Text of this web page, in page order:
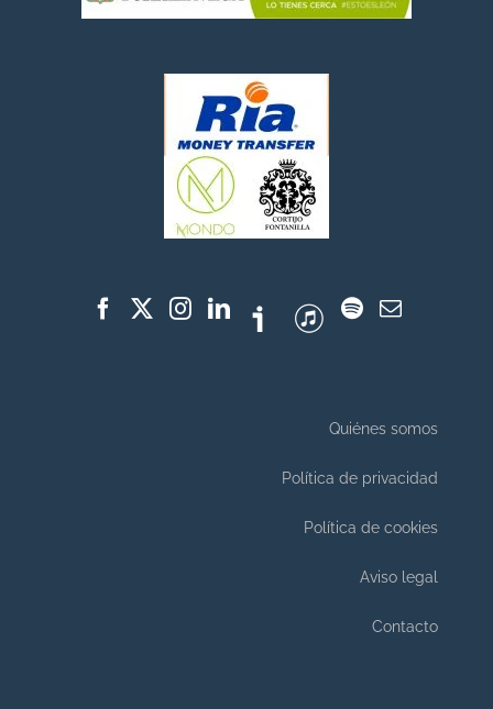
Quiénes somos
Política de privacidad
Política de cookies
Aviso legal
Contacto